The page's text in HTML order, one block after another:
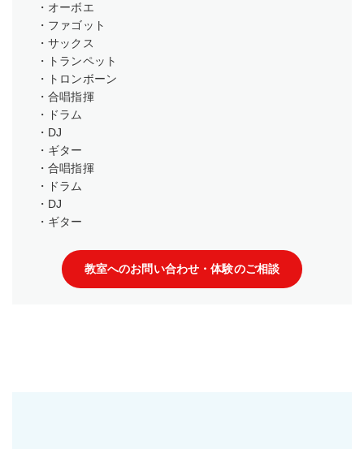
・オーボエ
・ファゴット
・サックス
・トランペット
・トロンボーン
・合唱指揮
・ドラム
・DJ
・ギター
・合唱指揮
・ドラム
・DJ
・ギター
教室へのお問い合わせ・体験のご相談